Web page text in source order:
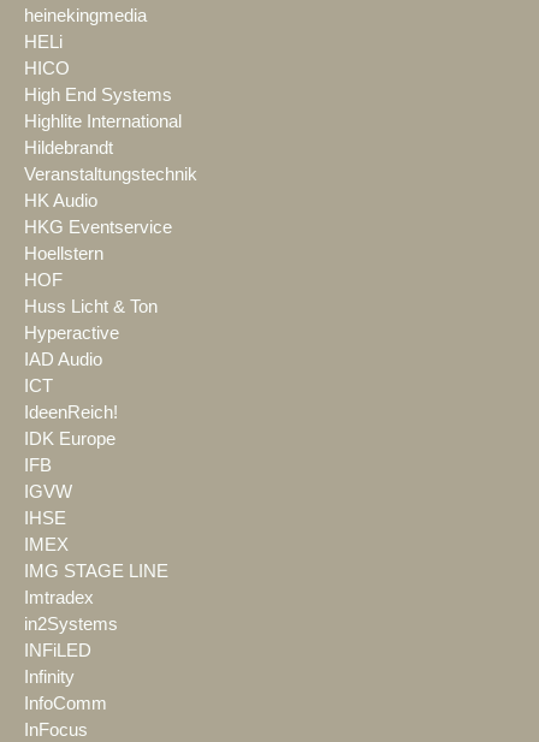
heinekingmedia
HELi
HICO
High End Systems
Highlite International
Hildebrandt
Veranstaltungstechnik
HK Audio
HKG Eventservice
Hoellstern
HOF
Huss Licht & Ton
Hyperactive
IAD Audio
ICT
IdeenReich!
IDK Europe
IFB
IGVW
IHSE
IMEX
IMG STAGE LINE
Imtradex
in2Systems
INFiLED
Infinity
InfoComm
InFocus